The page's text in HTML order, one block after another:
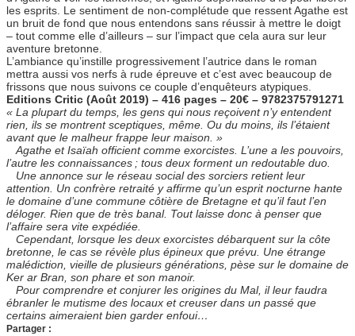
les esprits. Le sentiment de non-complétude que ressent Agathe est
un bruit de fond que nous entendons sans réussir à mettre le doigt
– tout comme elle d’ailleurs – sur l’impact que cela aura sur leur
aventure bretonne.
L’ambiance qu’instille progressivement l’autrice dans le roman
mettra aussi vos nerfs à rude épreuve et c’est avec beaucoup de
frissons que nous suivons ce couple d’enquêteurs atypiques.
Editions Critic (Août 2019) – 416 pages – 20€ – 9782375791271
« La plupart du temps, les gens qui nous reçoivent n’y entendent
rien, ils se montrent sceptiques, même. Ou du moins, ils l’étaient
avant que le malheur frappe leur maison. »
Agathe et Isaïah officient comme exorcistes. L’une a les pouvoirs,
l’autre les connaissances ; tous deux forment un redoutable duo.
Une annonce sur le réseau social des sorciers retient leur
attention. Un confrère retraité y affirme qu’un esprit nocturne hante
le domaine d’une commune côtière de Bretagne et qu’il faut l’en
déloger. Rien que de très banal. Tout laisse donc à penser que
l’affaire sera vite expédiée.
Cependant, lorsque les deux exorcistes débarquent sur la côte
bretonne, le cas se révèle plus épineux que prévu. Une étrange
malédiction, vieille de plusieurs générations, pèse sur le domaine de
Ker ar Bran, son phare et son manoir.
Pour comprendre et conjurer les origines du Mal, il leur faudra
ébranler le mutisme des locaux et creuser dans un passé que
certains aimeraient bien garder enfoui…
Partager :